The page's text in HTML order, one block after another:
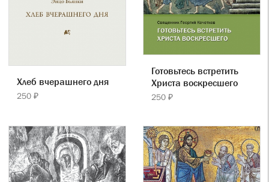
Хлеб вчерашнего дня
250 ₽
Готовьтесь встретить
Христа воскресшего
250 ₽